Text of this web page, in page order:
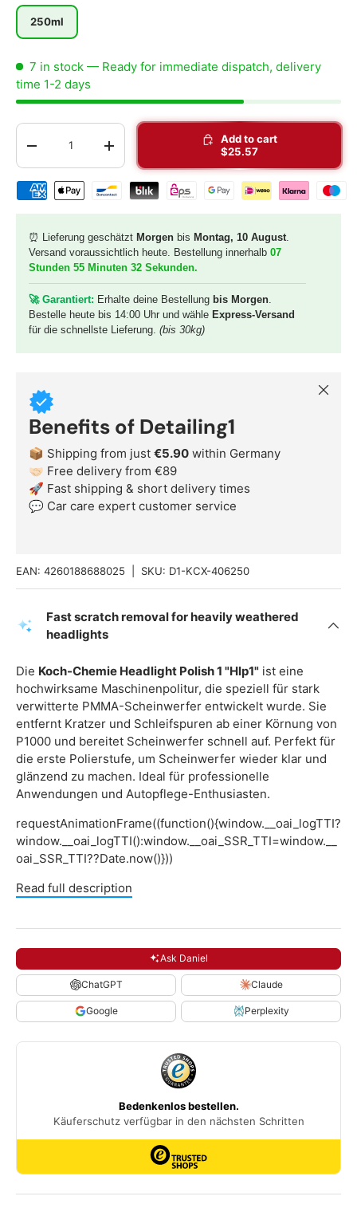
250ml
7 in stock — Ready for immediate dispatch, delivery
time 1-2 days
Qty
-
+
Add to cart
$25.57
Shipping & payment methods
⏰ Lieferung geschätzt Morgen bis Montag, 10 August.
Versand voraussichtlich heute. Bestellung innerhalb 07
Stunden 55 Minuten 31 Sekunden.
🚀 Garantiert: Erhalte deine Bestellung bis Morgen.
Bestelle heute bis 14:00 Uhr und wähle Express-Versand
für die schnellste Lieferung. (bis 30kg)
Benefits of Detailing1
📦 Shipping from just €5.90 within Germany
🤝🏻 Free delivery from €89
🚀 Fast shipping & short delivery times
💬 Car care expert customer service
Close
EAN: 4260188688025 SKU: D1-KCX-406250
Fast scratch removal for heavily weathered
headlights
Die Koch-Chemie Headlight Polish 1 "Hlp1" ist eine
hochwirksame Maschinenpolitur, die speziell für stark
verwitterte PMMA-Scheinwerfer entwickelt wurde. Sie
entfernt Kratzer und Schleifspuren ab einer Körnung von
P1000 und bereitet Scheinwerfer schnell auf. Perfekt für
die erste Polierstufe, um Scheinwerfer wieder klar und
glänzend zu machen. Ideal für professionelle
Anwendungen und Autopflege-Enthusiasten.
requestAnimationFrame((function(){window.__oai_logTTI?
window.__oai_logTTI():window.__oai_SSR_TTI=window.__
oai_SSR_TTI??Date.now()}))
Read full description
Ask Daniel
ChatGPT Claude
Google Perplexity